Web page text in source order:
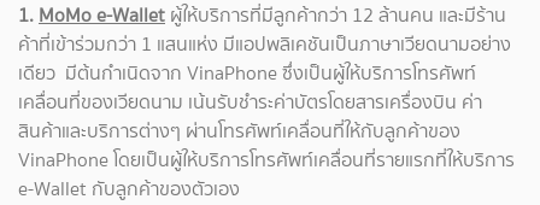
1. MoMoe-Wallet ผู้ให้บริการที่มีลูกค้ากว่า 12 ล้านคน และมีร้าน
ค้าที่เข้าร่วมกว่า 1 แสนแห่ง มีแอปพลิเคชันเป็นภาษาเวียดนามอย่าง
เดียว มีต้นกำเนิดจาก VinaPhone ซึ่งเป็นผู้ให้บริการโทรศัพท์
เคลื่อนที่ของเวียดนาม เน้นรับชําระค่าบัตรโดยสารเครื่องบิน ค่า
สินค้าและบริการต่างๆ ผ่านโทรศัพท์เคลื่อนที่ให้กับลูกค้าของ
VinaPhone โดยเป็นผู้ให้บริการโทรศัพท์เคลื่อนที่รายแรกที่ให้บริการ
e-Wallet กับลูกค้าของตัวเอง